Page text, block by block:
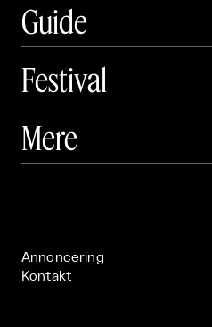
Guide
Festival
 Art Matter Festival
Mere
Annoncering
Kontakt